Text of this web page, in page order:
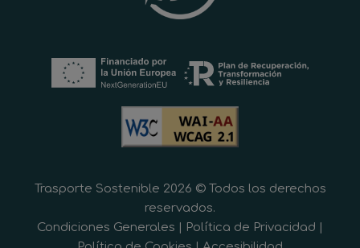
Trasporte Sostenible 2026 © Todos los derechos
reservados.
Condiciones Generales
Política de Privacidad